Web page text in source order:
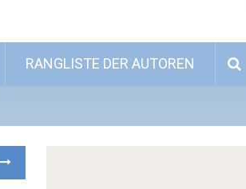
RANGLISTE DER AUTOREN